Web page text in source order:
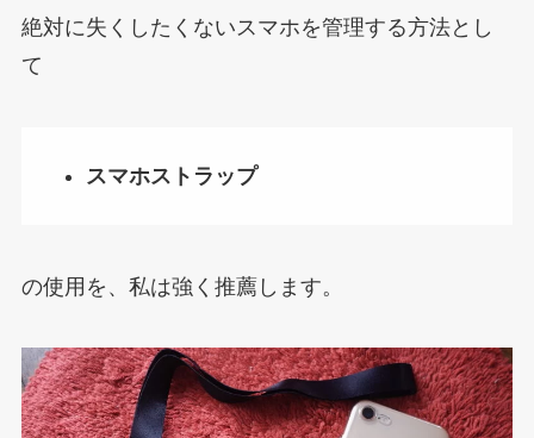
絶対に失くしたくないスマホを管理する方法とし
て
スマホストラップ
の使用を、私は強く推薦します。